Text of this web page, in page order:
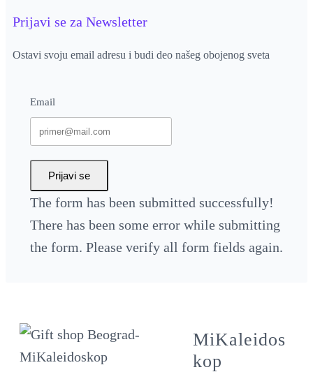
Prijavi se za Newsletter
Ostavi svoju email adresu i budi deo našeg obojenog sveta
Email
Prijavi se
The form has been submitted successfully!
There has been some error while submitting
the form. Please verify all form fields again.
MiKaleidos
kop